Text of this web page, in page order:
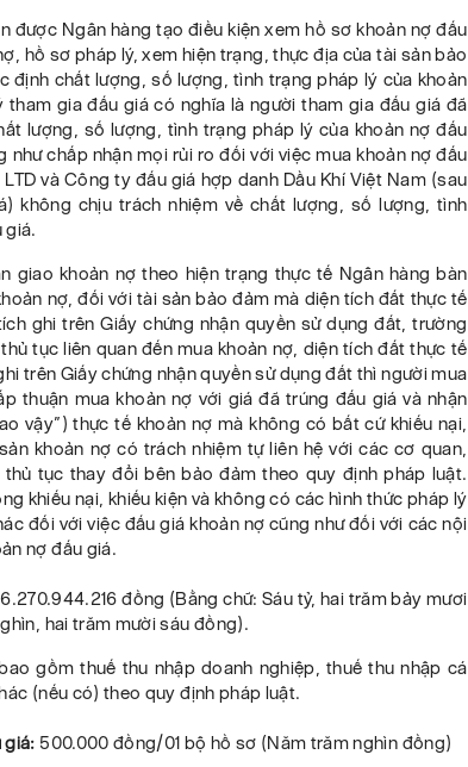
được Ngân hàng tạo điều kiện xem hồ sơ khoản nợ đấu
hồ sơ pháp lý, xem hiện trạng, thực địa của tài sản bảo
định chất lượng, số lượng, tình trạng pháp lý của khoản
gia đấu giá có nghĩa là người tham gia đấu giá đã
lượng, số lượng, tình trạng pháp lý của khoản nợ đấu
như chấp nhận mọi rủi ro đối với việc mua khoản nợ đấu
và Công ty đấu giá hợp danh Dầu Khí Việt Nam (sau
không chịu trách nhiệm về chất lượng, số lượng, tình
giá.
giao khoản nợ theo hiện trạng thực tế Ngân hàng bàn
nợ, đối với tài sản bảo đảm mà diện tích đất thực tế
ghi trên Giấy chứng nhận quyền sử dụng đất, trường
tục liên quan đến mua khoản nợ, diện tích đất thực tế
trên Giấy chứng nhận quyền sử dụng đất thì người mua
thuận mua khoản nợ với giá đã trúng đấu giá và nhận
vậy”) thực tế khoản nợ mà không có bất cứ khiếu nại,
khoản nợ có trách nhiệm tự liên hệ với các cơ quan,
tục thay đổi bên bảo đảm theo quy định pháp luật.
khiếu nại, khiếu kiện và không có các hình thức pháp lý
đối với việc đấu giá khoản nợ cũng như đối với các nội
nợ đấu giá.
6.270.944.216 đồng (Bằng chữ: Sáu tỷ, hai trăm bảy mươi
hai trăm mười sáu đồng).
gồm thuế thu nhập doanh nghiệp, thuế thu nhập cá
(nếu có) theo quy định pháp luật.
giá: 500.000 đồng/01 bộ hồ sơ (Năm trăm nghìn đồng)